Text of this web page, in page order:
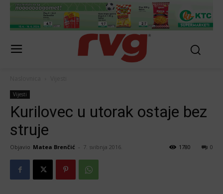
Vijesti
Kurilovec u utorak ostaje bez
struje
Objavio Matea Brenčić - 7. svibnja 2016. 0
1780